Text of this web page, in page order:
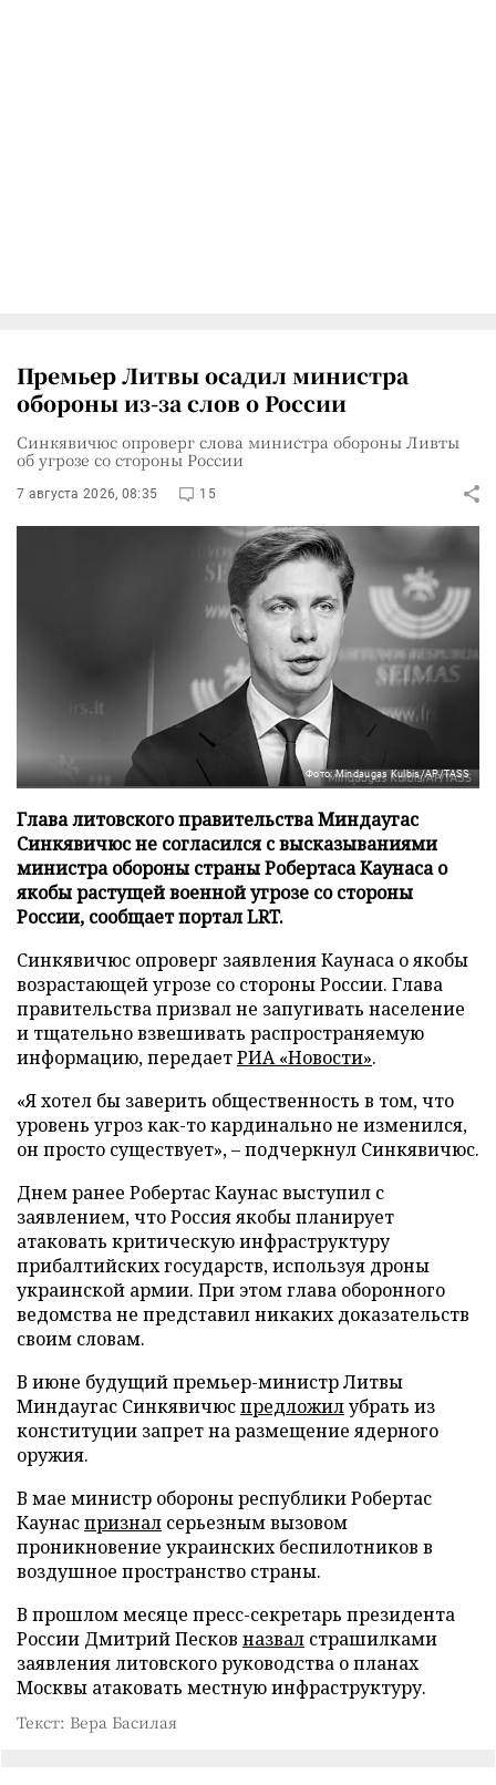
Премьер Литвы осадил министра
обороны из-за слов о России
Синкявичюс опроверг слова министра обороны Ливты
об угрозе со стороны России
7 августа 2026, 08:35 15
Фото: Mindaugas Kulbis/AP/TASS
Глава литовского правительства Миндаугас
Синкявичюс не согласился с высказываниями
министра обороны страны Робертаса Каунаса о
якобы растущей военной угрозе со стороны
России, сообщает портал LRT.
Синкявичюс опроверг заявления Каунаса о якобы
возрастающей угрозе со стороны России. Глава
правительства призвал не запугивать население
и тщательно взвешивать распространяемую
информацию, передаетРИА «Новости».
«Я хотел бы заверить общественность в том, что
уровень угроз как-то кардинально не изменился,
он просто существует», – подчеркнул Синкявичюс.
Днем ранее Робертас Каунас выступил с
заявлением, что Россия якобы планирует
атаковать критическую инфраструктуру
прибалтийских государств, используя дроны
украинской армии. При этом глава оборонного
ведомства не представил никаких доказательств
своим словам.
В июне будущий премьер-министр Литвы
Миндаугас Синкявичюспредложилубрать из
конституции запрет на размещение ядерного
оружия.
В мае министр обороны республики Робертас
Каунаспризнал серьезным вызовом
проникновение украинских беспилотников в
воздушное пространство страны.
В прошлом месяце пресс-секретарь президента
России Дмитрий Песков назвал страшилками
заявления литовского руководства о планах
Москвы атаковать местную инфраструктуру.
Текст: Вера Басилая